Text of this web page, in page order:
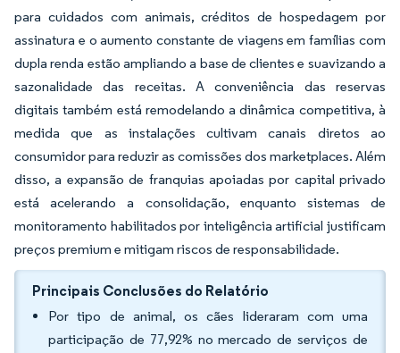
para cuidados com animais, créditos de hospedagem por
assinatura e o aumento constante de viagens em famílias com
dupla renda estão ampliando a base de clientes e suavizando a
sazonalidade das receitas. A conveniência das reservas
digitais também está remodelando a dinâmica competitiva, à
medida que as instalações cultivam canais diretos ao
consumidor para reduzir as comissões dos marketplaces. Além
disso, a expansão de franquias apoiadas por capital privado
está acelerando a consolidação, enquanto sistemas de
monitoramento habilitados por inteligência artificial justificam
preços premium e mitigam riscos de responsabilidade.
Principais Conclusões do Relatório
Por tipo de animal, os cães lideraram com uma
participação de 77,92% no mercado de serviços de